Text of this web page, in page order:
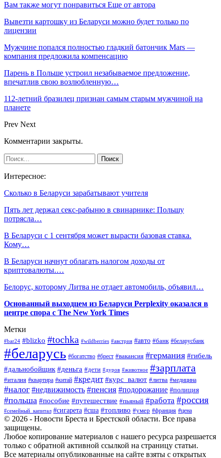
Вам также могут понравиться Еще от автора
Вывезти картошку из Беларуси можно будет только по
лицензии
Мужчине попался полностью гладкий батончик Mars —
компания предложила компенсацию
Парень в Польше устроил незабываемое предложение,
впечатлив свою возлюбленную…
112-летний бразилец признан самым старым мужчиной на
планете
Prev Next
Комментарии закрыты.
Интересное:
Сколько в Беларуси зарабатывают учителя
Пять лет держал секс-рабыню в свинарнике: Польшу
потрясла…
В Беларуси с 1 сентября может вырасти базовая ставка.
Кому…
В Беларуси начнут облагать налогом доходы от
криптовалюты.…
Белорус, которому Литва не отдает автомобиль, объявил…
Основанный выходцем из Беларуси Perplexity оказался в
центре спора с The New York Times
Метки
#bar24 #blizko #tochka #wildberries #австрия #авто #банк #беларусбанк
#беларусь #богатство #брест #вакансия #германия #гибель
#дальнобойщик #деньга #дети #дуров #животное #зарплата
#италия #квартира #китай #кредит #курс_валют #литва #медицина
#налог #недвижимость #пенсия #подорожание #полиция
#польша #пособие #путешествие #пьяный #работа #россия
#семейный_капитал #сигарета #сша #топливо #умер #франция #цена
© 2026 - Новости Бреста и Брестской области. Все права
защищены.
Любое копирование материалов с нашего ресурса разрешается
только с обратной активной ссылкой на страницу статьи.
Все материалы опубликованные на сайте взяты с открытых